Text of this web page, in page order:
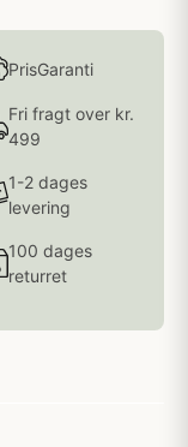
PrisGaranti
Fri fragt over kr.
499
1-2 dages
levering
100 dages
returret